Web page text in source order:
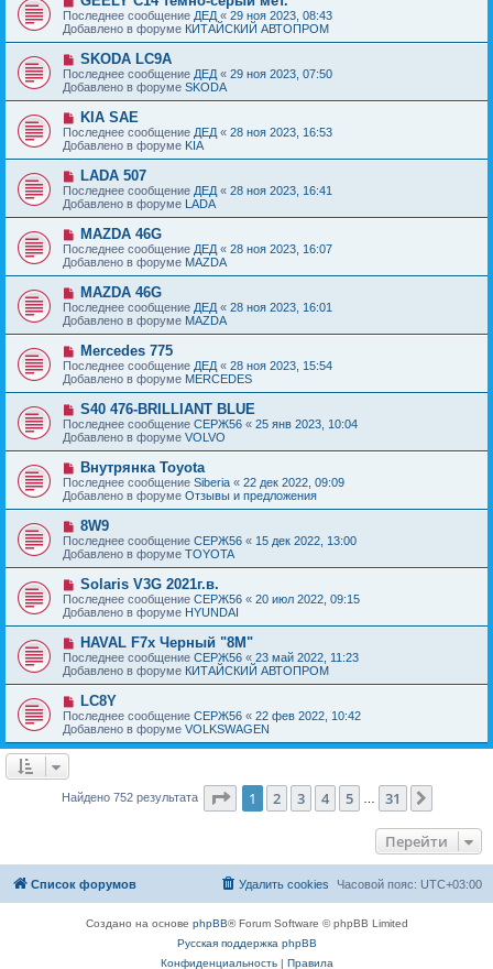
е
н
и
е
с
о
о
б
щ
е
н
и
е
о
в
о
е
с
о
о
б
щ
е
н
и
е
Последнее сообщение ДЕД « 29 ноя 2023, 08:43
Добавлено в форуме КИТАЙСКИЙ АВТОПРОМ
Н
о
в
о
е
с
о
о
б
е
н
и
е
SKODA LC9A
Последнее сообщение ДЕД « 29 ноя 2023, 07:50
Добавлено в форуме SKODA
Н
о
в
о
е
с
о
о
б
щ
е
н
и
е
KIA SAE
Последнее сообщение ДЕД « 28 ноя 2023, 16:53
Добавлено в форуме KIA
Н
о
в
о
е
с
о
о
б
щ
е
н
и
е
LADA 507
Последнее сообщение ДЕД « 28 ноя 2023, 16:41
Добавлено в форуме LADA
Н
о
в
о
е
с
о
о
б
щ
е
н
и
е
MAZDA 46G
Последнее сообщение ДЕД « 28 ноя 2023, 16:07
Добавлено в форуме MAZDA
Н
о
в
о
е
с
о
о
б
щ
е
н
и
е
MAZDA 46G
Последнее сообщение ДЕД « 28 ноя 2023, 16:01
Добавлено в форуме MAZDA
Н
о
в
о
е
с
о
о
б
щ
е
н
и
е
Mercedes 775
Последнее сообщение ДЕД « 28 ноя 2023, 15:54
Добавлено в форуме MERCEDES
Н
о
в
о
е
с
о
о
б
щ
е
н
и
е
S40 476-BRILLIANT BLUE
Последнее сообщение СЕРЖ56 « 25 янв 2023, 10:04
Добавлено в форуме VOLVO
Н
о
в
о
е
с
о
о
б
щ
е
н
и
е
Внутрянка Toyota
Последнее сообщение Siberia « 22 дек 2022, 09:09
Добавлено в форуме Отзывы и предложения
Н
о
в
о
е
с
о
о
б
щ
е
н
и
е
8W9
Последнее сообщение СЕРЖ56 « 15 дек 2022, 13:00
Добавлено в форуме TOYOTA
Н
о
в
о
е
с
о
о
б
е
н
и
е
Solaris V3G 2021г.в.
Последнее сообщение СЕРЖ56 « 20 июл 2022, 09:15
Добавлено в форуме HYUNDAI
Н
о
в
о
е
с
о
о
б
и
HAVAL F7x Черный "8M"
Последнее сообщение СЕРЖ56 « 23 май 2022, 11:23
Добавлено в форуме КИТАЙСКИЙ АВТОПРОМ
Н
о
в
о
е
о
б
LC8Y
Последнее сообщение СЕРЖ56 « 22 фев 2022, 10:42
Добавлено в форуме VOLKSWAGEN
Найдено 752 результата Страница из 31
1 2 3 4 5 31
Перейти
Список форумов Часовой пояс: UTC+03:00
Удалить cookies
Создано на основе phpBB® Forum Software © phpBB Limited
Русская поддержка phpBB
Конфиденциальность| Правила